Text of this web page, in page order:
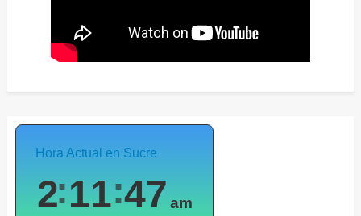
Hora Actual en Sucre
2 11 49 am